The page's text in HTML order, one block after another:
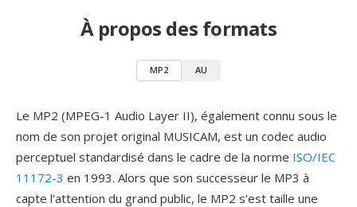
À propos des formats
MP2 AU
Le MP2 (MPEG-1 Audio Layer II), également connu sous le
nom de son projet original MUSICAM, est un codec audio
perceptuel standardisé dans le cadre de la norme ISO/IEC
11172-3 en 1993. Alors que son successeur le MP3 à
capte l'attention du grand public, le MP2 s'est taille une